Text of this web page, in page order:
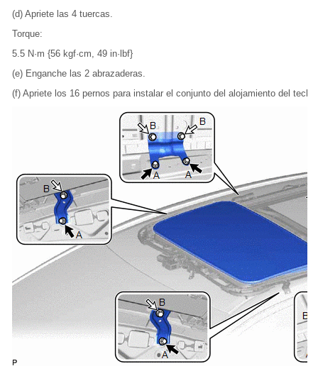
(d) Apriete las 4 tuercas.
Torque:
5.5 N·m {56 kgf·cm, 49 in·lbf}
(e) Enganche las 2 abrazaderas.
(f) Apriete los 16 pernos para instalar el conjunto del alojamiento del